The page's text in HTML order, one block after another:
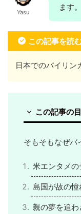
Yasu
ます
この記事を読
日本でのバイリン
この記事の
そもそもなぜバ
米エンタメ
島国が故の憧
親の夢を追